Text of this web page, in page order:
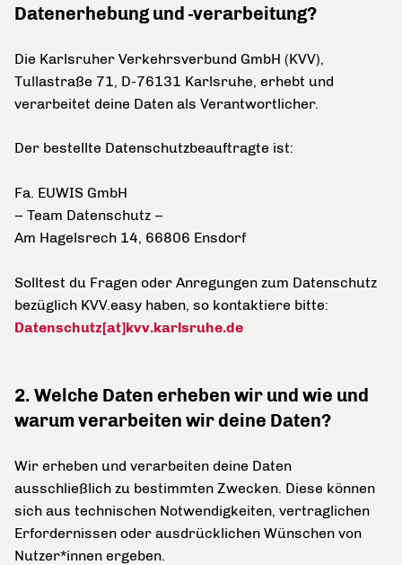
Datenerhebung und -verarbeitung?
Die Karlsruher Verkehrsverbund GmbH (KVV),
Tullastraße 71, D-76131 Karlsruhe, erhebt und
verarbeitet deine Daten als Verantwortlicher.
Der bestellte Datenschutzbeauftragte ist:
Fa. EUWIS GmbH
– Team Datenschutz –
Am Hagelsrech 14, 66806 Ensdorf
Solltest du Fragen oder Anregungen zum Datenschutz
bezüglich KVV.easy haben, so kontaktiere bitte:
Datenschutz[at]kvv.karlsruhe.de
2. Welche Daten erheben wir und wie und
warum verarbeiten wir deine Daten?
Wir erheben und verarbeiten deine Daten
ausschließlich zu bestimmten Zwecken. Diese können
sich aus technischen Notwendigkeiten, vertraglichen
Erfordernissen oder ausdrücklichen Wünschen von
Nutzer*innen ergeben.